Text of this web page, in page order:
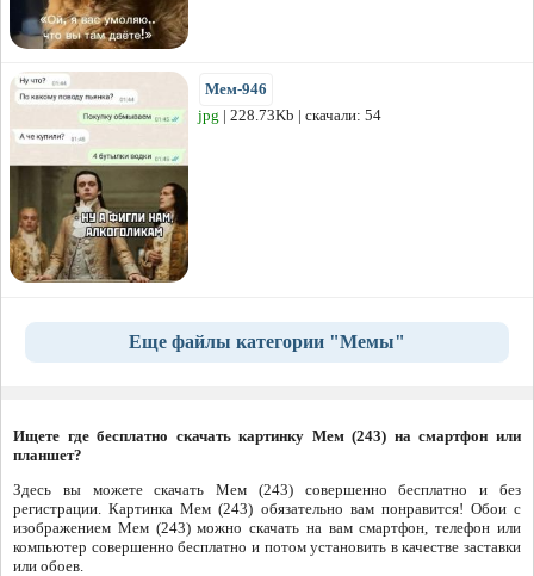
Мем-946
jpg | 228.73Kb | скачали: 54
Еще файлы категории "Мемы"
Ищете где бесплатно скачать картинку Мем (243) на смартфон или
планшет?
Здесь вы можете скачать Мем (243) совершенно бесплатно и без
регистрации. Картинка Мем (243) обязательно вам понравится! Обои с
изображением Мем (243) можно скачать на вам смартфон, телефон или
компьютер совершенно бесплатно и потом установить в качестве заставки
или обоев.